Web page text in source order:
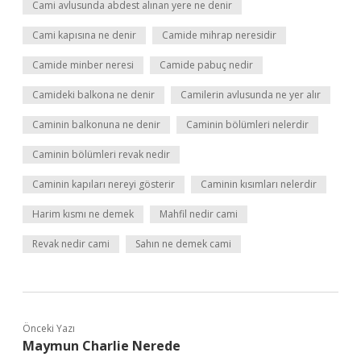
Cami avlusunda abdest alınan yere ne denir
Cami kapısına ne denir Camide mihrap neresidir
Camide minber neresi Camide pabuç nedir
Camideki balkona ne denir Camilerin avlusunda ne yer alır
Caminin balkonuna ne denir Caminin bölümleri nelerdir
Caminin bölümleri revak nedir
Caminin kapıları nereyi gösterir Caminin kısımları nelerdir
Harim kısmı ne demek Mahfil nedir cami
Revak nedir cami Sahın ne demek cami
Önceki Yazı
Maymun Charlie Nerede